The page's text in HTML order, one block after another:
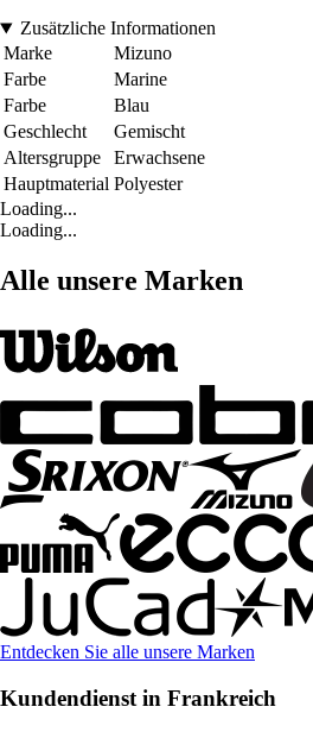
Zusätzliche Informationen
Marke
Mizuno
Farbe
Marine
Farbe
Blau
Geschlecht
Gemischt
Altersgruppe
Erwachsene
Hauptmaterial Polyester
Loading...
Loading...
Alle unsere Marken
Entdecken Sie alle unsere Marken
Kundendienst in Frankreich